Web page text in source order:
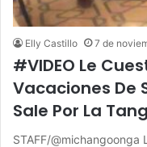
Elly Castillo 7 de
#VIDEO Le
Vacaciones De
Sale Por La
STAFF/